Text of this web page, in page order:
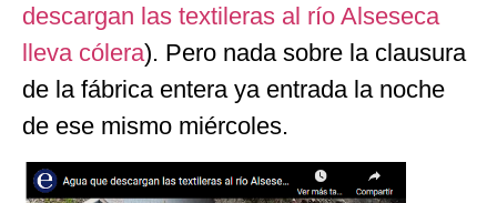
descargan las textileras al río Alseseca
lleva cólera). Pero nada sobre la clausura
de la fábrica entera ya entrada la noche
de ese mismo miércoles.